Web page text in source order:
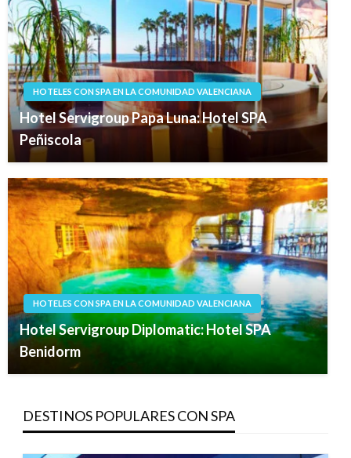
HOTELES CON SPA EN LA COMUNIDAD VALENCIANA
Hotel Servigroup Papa Luna: Hotel SPA
Peñiscola
HOTELES CON SPA EN LA COMUNIDAD VALENCIANA
Hotel Servigroup Diplomatic: Hotel SPA
Benidorm
DESTINOS POPULARES CON SPA